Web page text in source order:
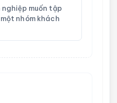
muốn tập
nhóm khách